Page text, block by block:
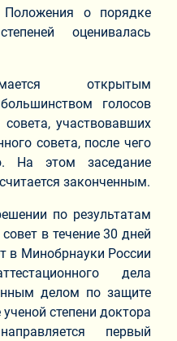
о порядке
оценивалась
открытым
голосов
совета, участвовавших
совета, после чего
На этом заседание
законченным.
по результатам
в течение 30 дней
в Минобрнауки России
дела
делом по защите
степени доктора
первый